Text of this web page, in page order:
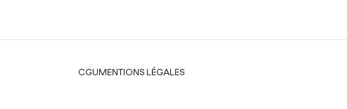
Légal
CGUMENTIONS LÉGALES